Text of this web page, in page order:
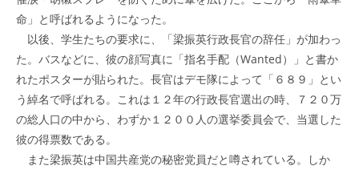
命」と呼ばれるようになった。
以後、学生たちの要求に、「梁振英行政長官の辞任」が加わっ
た。バスなどに、彼の顔写真に「指名手配（Wanted）」と書か
れたポスターが貼られた。長官はデモ隊によって「６８９」とい
う綽名で呼ばれる。これは１２年の行政長官選出の時、７２０万
の総人口の中から、わずか１２００人の選挙委員会で、当選した
彼の得票数である。
また梁振英は中国共産党の秘密党員だと噂されている。しか